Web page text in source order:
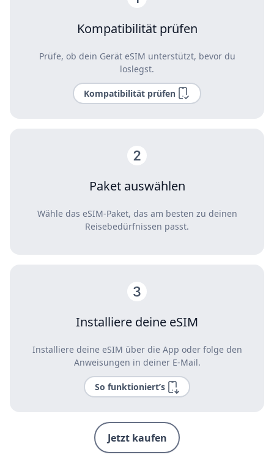
Kompatibilität prüfen
Prüfe, ob dein Gerät eSIM unterstützt, bevor du
loslegst.
Kompatibilität prüfen
Paket auswählen
Wähle das eSIM-Paket, das am besten zu deinen
Reisebedürfnissen passt.
Installiere deine eSIM
Installiere deine eSIM über die App oder folge den
Anweisungen in deiner E-Mail.
So funktioniert’s
Jetzt kaufen